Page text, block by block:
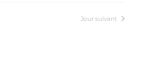
Jour suivant